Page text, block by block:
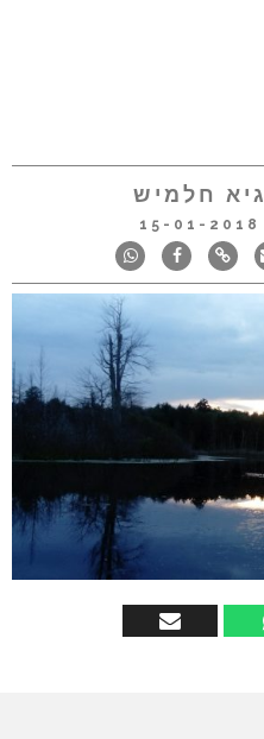
גיא חלמיש
15-01-2018